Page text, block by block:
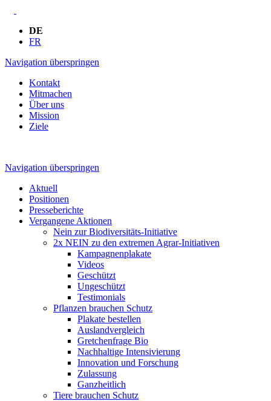
DE
FR
Navigation überspringen
Kontakt
Mitmachen
Über uns
Mission
Ziele
Navigation überspringen
Aktuell
Positionen
Presseberichte
Vergangene Aktionen
Nein zur Biodiversitäts-Initiative
2x NEIN zu den extremen Agrar-Initiativen
Kampagnenplakate
Videos
Geschützt
Ungeschützt
Testimonials
Pflanzen brauchen Schutz
Plakate bestellen
Auslandvergleich
Gretchenfrage Bio
Nachhaltige Intensivierung
Innovation und Forschung
Zulassung
Ganzheitlich
Tiere brauchen Schutz